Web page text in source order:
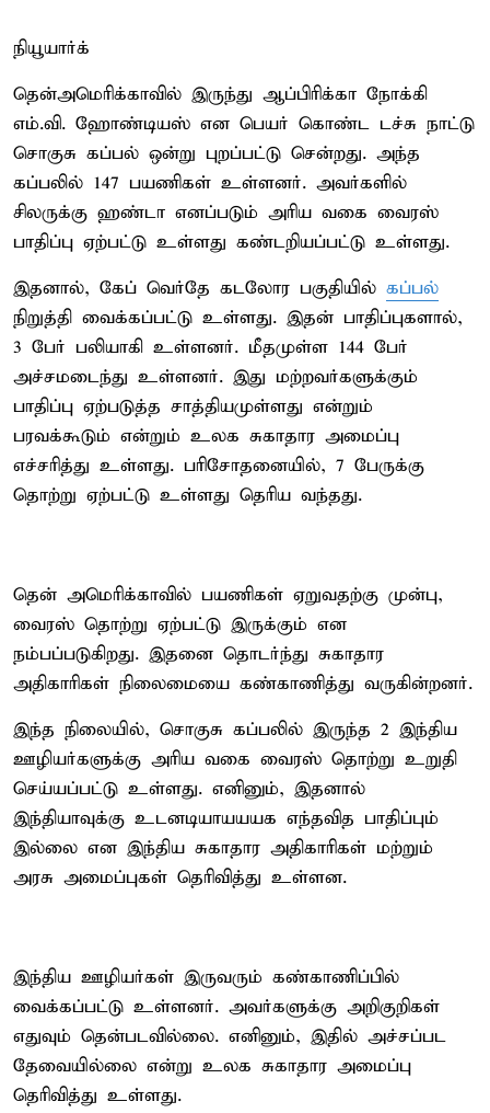
நியூயார்க்
தென்அமெரிக்காவில் இருந்து ஆப்பிரிக்கா நோக்கி
எம்.வி. ஹோண்டியஸ் என பெயர் கொண்ட டச்சு நாட்டு
சொகுசு கப்பல் ஒன்று புறப்பட்டு சென்றது. அந்த
கப்பலில் 147 பயணிகள் உள்ளனர். அவர்களில்
சிலருக்கு ஹண்டா எனப்படும் அரிய வகை வைரஸ்
பாதிப்பு ஏற்பட்டு உள்ளது கண்டறியப்பட்டு உள்ளது.
இதனால், கேப் வெர்தே கடலோர பகுதியில் கப்பல்
நிறுத்தி வைக்கப்பட்டு உள்ளது. இதன் பாதிப்புகளால்,
3 பேர் பலியாகி உள்ளனர். மீதமுள்ள 144 பேர்
அச்சமடைந்து உள்ளனர். இது மற்றவர்களுக்கும்
பாதிப்பு ஏற்படுத்த சாத்தியமுள்ளது என்றும்
பரவக்கூடும் என்றும் உலக சுகாதார அமைப்பு
எச்சரித்து உள்ளது. பரிசோதனையில், 7 பேருக்கு
தொற்று ஏற்பட்டு உள்ளது தெரிய வந்தது.
தென் அமெரிக்காவில் பயணிகள் ஏறுவதற்கு முன்பு,
வைரஸ் தொற்று ஏற்பட்டு இருக்கும் என
நம்பப்படுகிறது. இதனை தொடர்ந்து சுகாதார
அதிகாரிகள் நிலைமையை கண்காணித்து வருகின்றனர்.
இந்த நிலையில், சொகுசு கப்பலில் இருந்த 2 இந்திய
ஊழியர்களுக்கு அரிய வகை வைரஸ் தொற்று உறுதி
செய்யப்பட்டு உள்ளது. எனினும், இதனால்
இந்தியாவுக்கு உடனடியாயயயக எந்தவித பாதிப்பும்
இல்லை என இந்திய சுகாதார அதிகாரிகள் மற்றும்
அரசு அமைப்புகள் தெரிவித்து உள்ளன.
இந்திய ஊழியர்கள் இருவரும் கண்காணிப்பில்
வைக்கப்பட்டு உள்ளனர். அவர்களுக்கு அறிகுறிகள்
எதுவும் தென்படவில்லை. எனினும், இதில் அச்சப்பட
தேவையில்லை என்று உலக சுகாதார அமைப்பு
தெரிவித்து உள்ளது.